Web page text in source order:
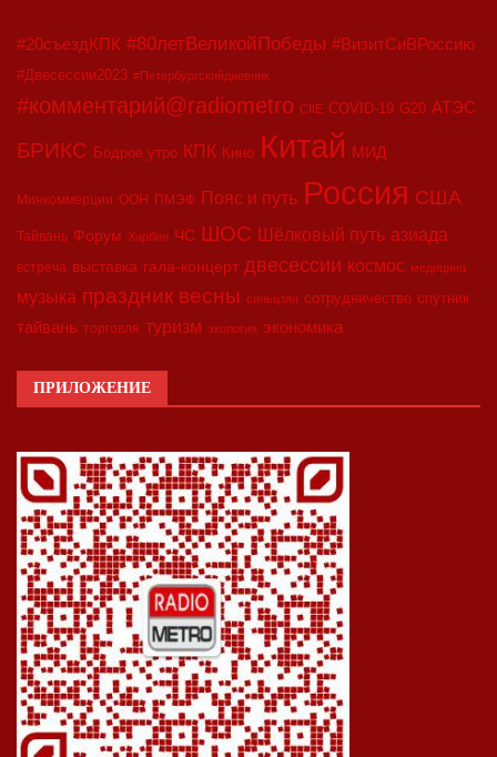
#20съездКПК #80летВеликойПобеды #ВизитСиВРоссию
#Двесессии2023 #Петербургскийдневник
#комментарий@radiometro CIIE COVID-19 G20 АТЭС
БРИКС Бодрое утро КПК Кино Китай МИД
Минкоммерции ООН ПМЭФ Пояс и путь Россия США
Тайвань Форум Харбин ЧС ШОС Шёлковый путь азиада
встреча выставка гала-концерт двесессии космос медицина
музыка праздник весны синьцзян сотрудничество спутник
тайвань торговля туризм экология экономика
ПРИЛОЖЕНИЕ